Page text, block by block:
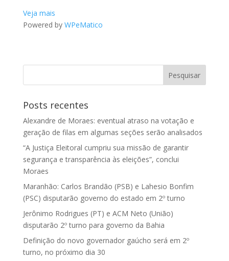
Veja mais
Powered by WPeMatico
Posts recentes
Alexandre de Moraes: eventual atraso na votação e
geração de filas em algumas seções serão analisados
“A Justiça Eleitoral cumpriu sua missão de garantir
segurança e transparência às eleições”, conclui
Moraes
Maranhão: Carlos Brandão (PSB) e Lahesio Bonfim
(PSC) disputarão governo do estado em 2º turno
Jerônimo Rodrigues (PT) e ACM Neto (União)
disputarão 2º turno para governo da Bahia
Definição do novo governador gaúcho será em 2º
turno, no próximo dia 30